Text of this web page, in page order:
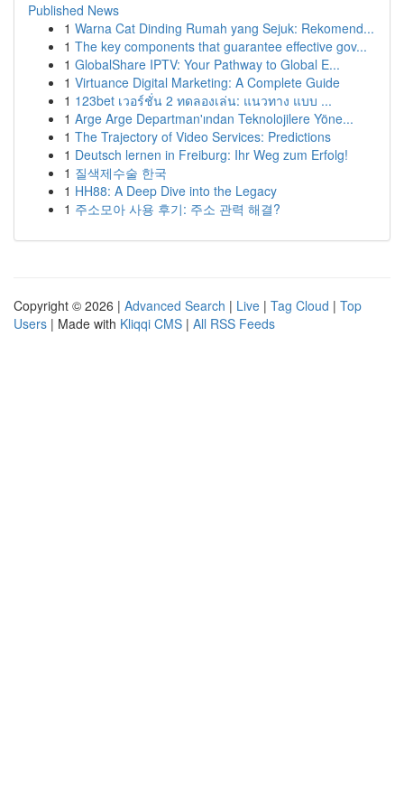
Published News
1 Warna Cat Dinding Rumah yang Sejuk: Rekomend...
1 The key components that guarantee effective gov...
1 GlobalShare IPTV: Your Pathway to Global E...
1 Virtuance Digital Marketing: A Complete Guide
1 123bet เวอร์ชั่น 2 ทดลองเล่น: แนวทาง แบบ ...
1 Arge Arge Departman'ından Teknolojilere Yöne...
1 The Trajectory of Video Services: Predictions
1 Deutsch lernen in Freiburg: Ihr Weg zum Erfolg!
1 질색제수술 한국
1 HH88: A Deep Dive into the Legacy
1 주소모아 사용 후기: 주소 관력 해결?
Copyright © 2026 | Advanced Search | Live | Tag Cloud | Top
Users | Made with Kliqqi CMS | All RSS Feeds